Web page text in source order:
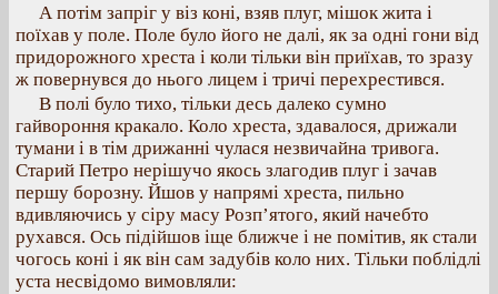
А потім запріг у віз коні, взяв плуг, мішок жита і
поїхав у поле. Поле було його не далі, як за одні гони від
придорожного хреста і коли тільки він приїхав, то зразу
ж повернувся до нього лицем і тричі перехрестився.
В полі було тихо, тільки десь далеко сумно
гайвороння кракало. Коло хреста, здавалося, дрижали
тумани і в тім дрижанні чулася незвичайна тривога.
Старий Петро нерішучо якось злагодив плуг і зачав
першу борозну. Йшов у напрямі хреста, пильно
вдивляючись у сіру масу Розп’ятого, який начебто
рухався. Ось підійшов іще ближче і не помітив, як стали
чогось коні і як він сам задубів коло них. Тільки поблідлі
уста несвідомо вимовляли: